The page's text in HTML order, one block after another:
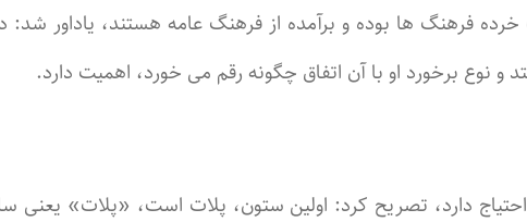
خرده فرهنگ ها بوده و برآمده از فرهنگ عامه هستند، یاداور
و نوع برخورد او با آن اتفاق چگونه رقم می خورد، اهمیت دارد.
احتیاج دارد، تصریح کرد: اولین ستون، پلات است، «پلات»